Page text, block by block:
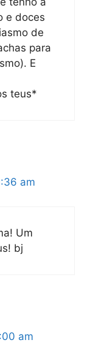
e doces
de
para
E
teus*
am
Um
bj
am